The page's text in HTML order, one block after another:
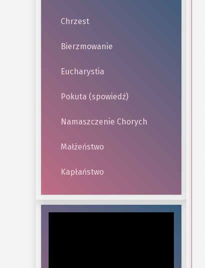
Chrzest
Bierzmowanie
Eucharystia
Pokuta (spowiedź)
Namaszczenie Chorych
Małżeństwo
Kapłaństwo